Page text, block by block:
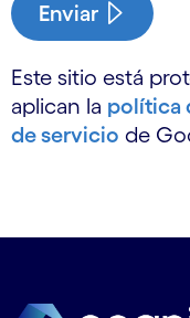
Enviar
Este sitio está
aplican la política
de servicio de